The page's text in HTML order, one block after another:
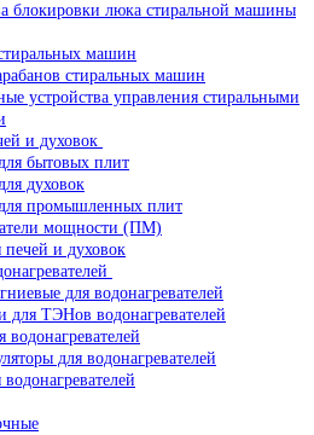
блокировки люка стиральной машины
машин
стиральных машин
устройства управления стиральными
и духовок
бытовых плит
духовок
промышленных плит
мощности (ПМ)
печей и духовок
для водонагревателей
для ТЭНов водонагревателей
водонагревателей
для водонагревателей